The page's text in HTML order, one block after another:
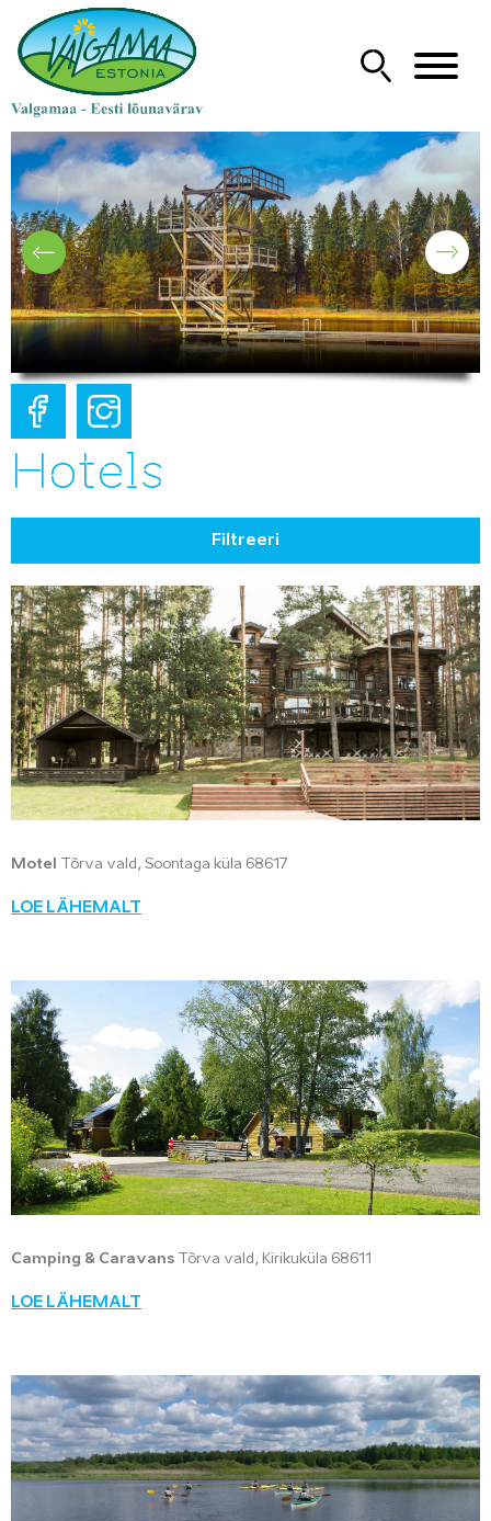
Hotels
Filtreeri
Motel Tõrva vald, Soontaga küla 68617
LOE LÄHEMALT
Camping & Caravans Tõrva vald, Kirikuküla 68611
LOE LÄHEMALT